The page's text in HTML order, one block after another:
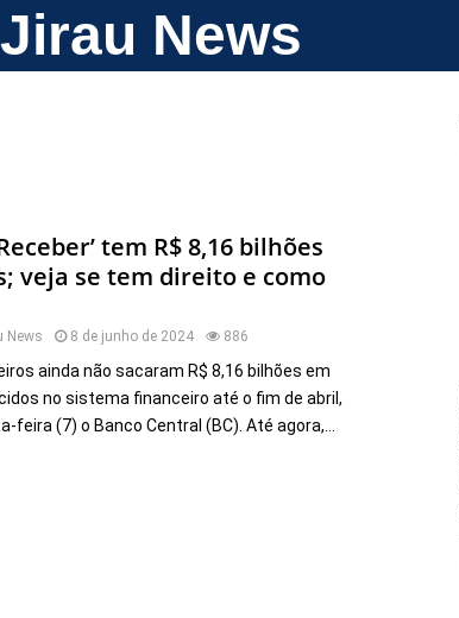
Jirau News
tem R$ 8,16 bilhões
veja se tem direito e como
News 8 de junho de 2024 886
ainda não sacaram R$ 8,16 bilhões em
no sistema financeiro até o fim de abril,
feira (7) o Banco Central (BC). Até agora,...